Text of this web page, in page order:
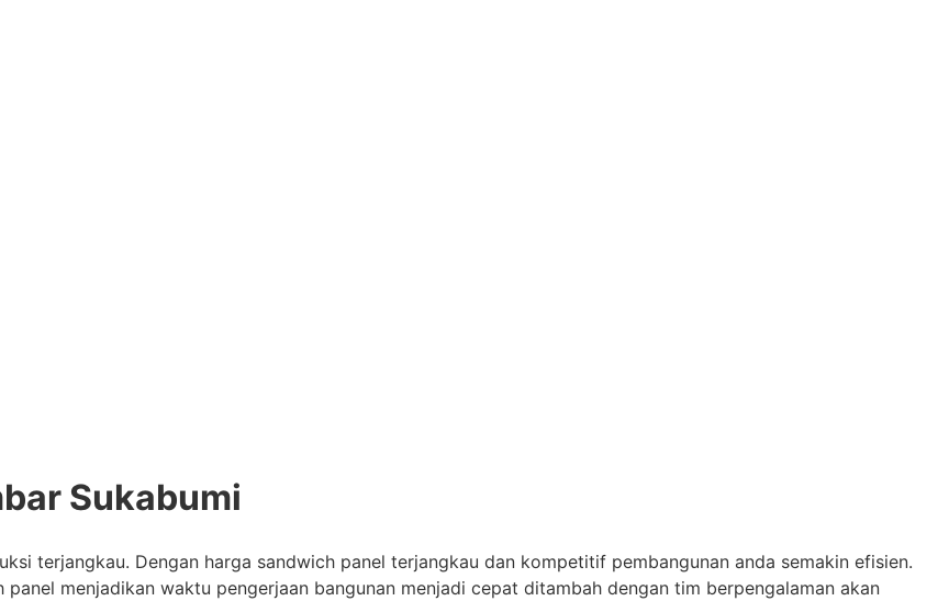
Sukabumi
terjangkau. Dengan harga sandwich panel terjangkau dan kompetitif pembangunan anda semakin efisien.
menjadikan waktu pengerjaan bangunan menjadi cepat ditambah dengan tim berpengalaman akan